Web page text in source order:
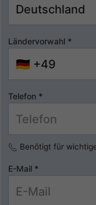
Ländervorwahl *
Telefon *
Benötigt für
E-Mail *